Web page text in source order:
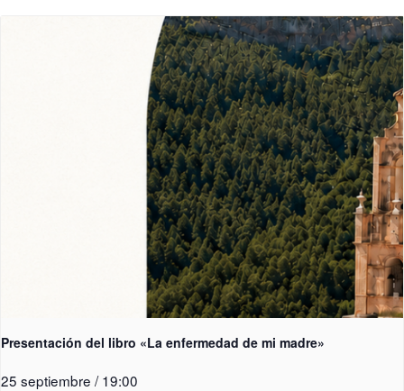
Presentación del libro «La enfermedad de mi madre»
25 septiembre / 19:00